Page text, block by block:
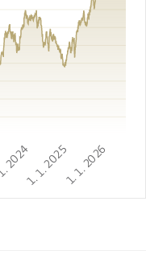
1. 1. 20251. 1. 2026